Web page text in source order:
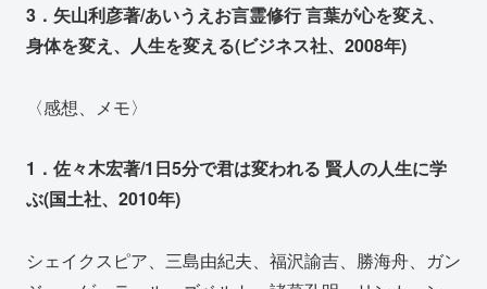
3．矢山利彦著/あいうえお言霊修行 言葉が心を変え、
身体を変え、人生を変える(ビジネス社、2008年)
〈感想、メモ〉
1．佐々木宏著/1日5分で君は変われる 賢人の人生に学
ぶ(国土社、2010年)
シェイクスピア、三島由紀夫、福沢諭吉、勝海舟、ガン